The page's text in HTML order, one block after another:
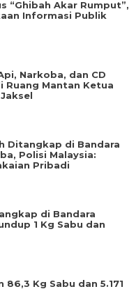
“Ghibah Akar Rumput”,
Informasi Publik
Narkoba, dan CD
Ruang Mantan Ketua
Ditangkap di Bandara
Polisi Malaysia:
Pribadi
di Bandara
1 Kg Sabu dan
Kg Sabu dan 5.171